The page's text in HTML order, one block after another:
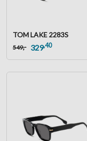
TOM LAKE 2283S
549,- 329,40